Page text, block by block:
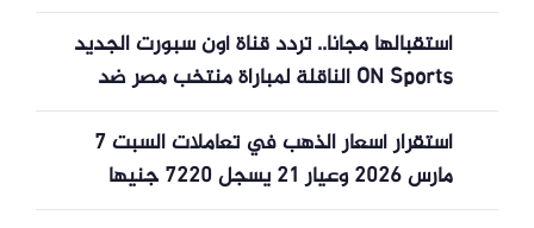
استقبالها مجانا.. تردد قناة أون سبورت الجديد
ON Sports الناقلة لمباراة منتخب مصر ضد
البرازيل اليوم بجودة HD
استقرار أسعار الذهب في تعاملات السبت 7
مارس 2026 وعيار 21 يسجل 7220 جنيها